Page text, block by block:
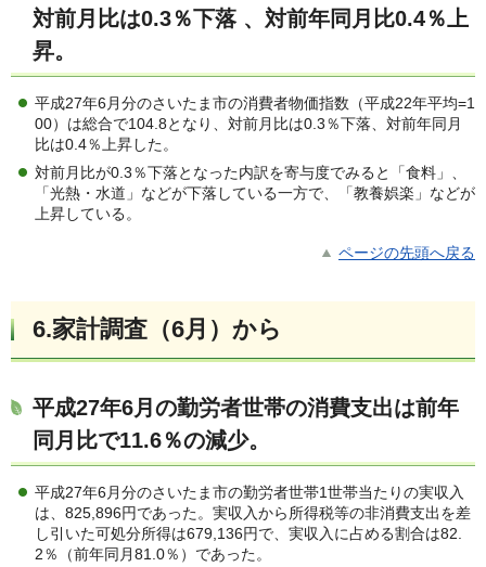
対前月比は0.3％下落 、対前年同月比0.4％上
昇。
平成27年6月分のさいたま市の消費者物価指数（平成22年平均=1
00）は総合で104.8となり、対前月比は0.3％下落、対前年同月
比は0.4％上昇した。
対前月比が0.3％下落となった内訳を寄与度でみると「食料」、
「光熱・水道」などが下落している一方で、「教養娯楽」などが
上昇している。
ページの先頭へ戻る
6.家計調査（6月）から
平成27年6月の勤労者世帯の消費支出は前年
同月比で11.6％の減少。
平成27年6月分のさいたま市の勤労者世帯1世帯当たりの実収入
は、825,896円であった。実収入から所得税等の非消費支出を差
し引いた可処分所得は679,136円で、実収入に占める割合は82.
2％（前年同月81.0％）であった。